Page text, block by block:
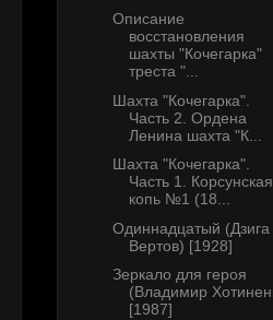
Описание
восстановления
шахты "Кочегарка"
треста "...
Шахта "Кочегарка".
Часть 2. Ордена
Ленина шахта "К...
Шахта "Кочегарка".
Часть 1. Корсунская
копь №1 (18...
Одиннадцатый (Дзига
Вертов) [1928]
Зеркало для героя
(Владимир
[1987]